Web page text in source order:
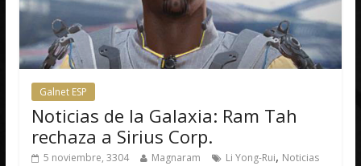
Galnet ESP
Noticias de la Galaxia: Ram Tah
rechaza a Sirius Corp.
5 noviembre, 3304 Magnaram Li Yong-Rui, Noticias